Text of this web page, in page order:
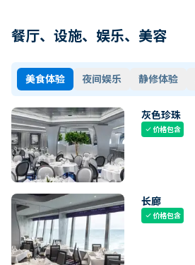
餐厅、设施、娱乐、美容
美食体验 夜间娱乐 静修体验
灰色珍珠
check价格包含
长廊
check价格包含